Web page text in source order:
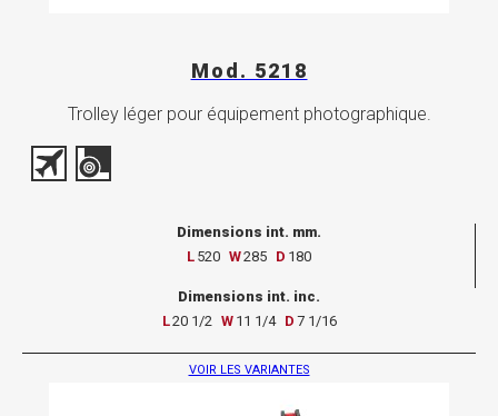
Mod. 5218
Trolley léger pour équipement photographique.
Dimensions int. mm.
L 520 W285 D 180
Dimensions int. inc.
L20 1/2 W 11 1/4 D 7 1/16
VOIR LES VARIANTES